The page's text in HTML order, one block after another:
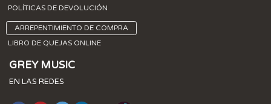
POLÍTICAS DE DEVOLUCIÓN
ARREPENTIMIENTO DE COMPRA
LIBRO DE QUEJAS ONLINE
GREY MUSIC
EN LAS REDES